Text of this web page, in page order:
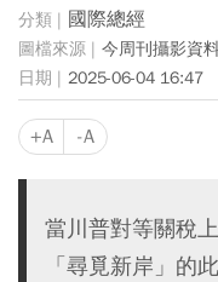
國際總經
今周刊攝影資
2025-06-04 16:47
+A -A
當川普對等關稅
「尋覓新岸」的